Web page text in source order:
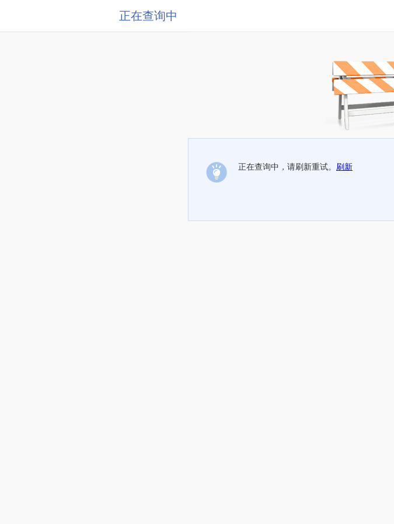
正在查询中
正在查询中，请刷新重试。 刷新